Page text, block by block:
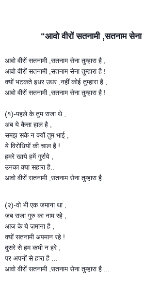
"आवो वीरों सतनामी ,सतनाम सेना
आवो वीरों सतनामी ,सतनाम सेना तुम्हारा है ,
आवो वीरों सतनामी ,सतनाम सेना तुम्हारा है !
क्यों भटकते इधर उधर ,नहीं कोई तुम्हारा है ,
आवो वीरों सतनामी ,सतनाम सेना तुम्हारा है !
(१)-पहले के तुम राजा थे ,
अब ये कैसा हाल है ,
समझ सके न क्यों तुम भाई ,
ये विरोधियों की चाल है !
हमरे खाये हमें गुर्राये ,
उनका क्या सहारा है..
आवो वीरों सतनामी ,सतनाम सेना तुम्हारा है ..
(२)-वो भी एक जमाना था ,
जब राजा गुरु का नाम रहे ,
आज के ये ज़माना है ,
क्यों सतनामी अपमान रहे !
दुसरे से हम कभी न हरे ,
पर अपनों से हारा है ...
आवो वीरों सतनामी ,सतनाम सेना तुम्हारा है ...